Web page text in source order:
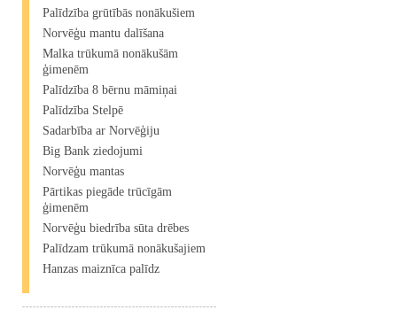
Palīdzība grūtībās nonākušiem
Norvēģu mantu dalīšana
Malka trūkumā nonākušām
ģimenēm
Palīdzība 8 bērnu māmiņai
Palīdzība Stelpē
Sadarbība ar Norvēģiju
Big Bank ziedojumi
Norvēģu mantas
Pārtikas piegāde trūcīgām
ģimenēm
Norvēģu biedrība sūta drēbes
Palīdzam trūkumā nonākušajiem
Hanzas maiznīca palīdz